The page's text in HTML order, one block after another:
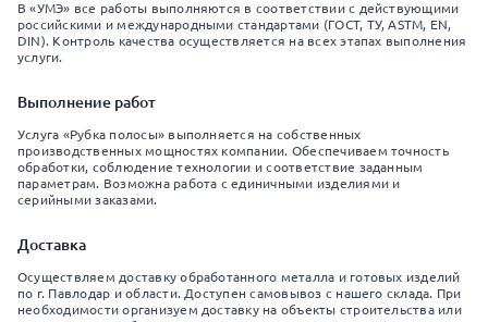
В «УМЭ» все работы выполняются в соответствии с действующими
российскими и международными стандартами (ГОСТ, ТУ, ASTM, EN,
DIN). Контроль качества осуществляется на всех этапах выполнения
услуги.
Выполнение работ
Услуга «Рубка полосы» выполняется на собственных
производственных мощностях компании. Обеспечиваем точность
обработки, соблюдение технологии и соответствие заданным
параметрам. Возможна работа с единичными изделиями и
серийными заказами.
Доставка
Осуществляем доставку обработанного металла и готовых изделий
по г. Павлодар и области. Доступен самовывоз с нашего склада. При
необходимости организуем доставку на объекты строительства или